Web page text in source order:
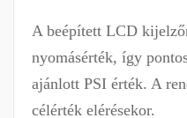
A beépített LCD
nyomásérték, így
ajánlott PSI érték. A
célérték elérésekor.